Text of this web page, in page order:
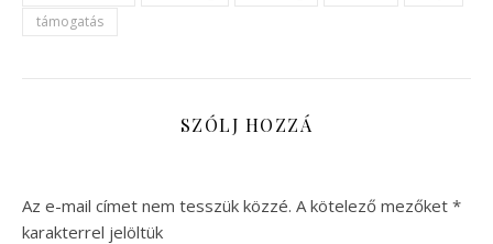
támogatás
SZÓLJ HOZZÁ
Az e-mail címet nem tesszük közzé. A kötelező mezőket *
karakterrel jelöltük